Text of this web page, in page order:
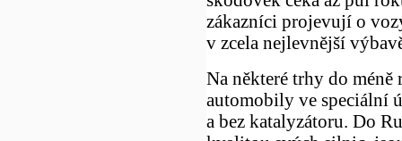
zákazníci projevují o
v zcela nejlevnější
Na některé trhy do
automobily ve speciální
a bez katalyzátoru. Do